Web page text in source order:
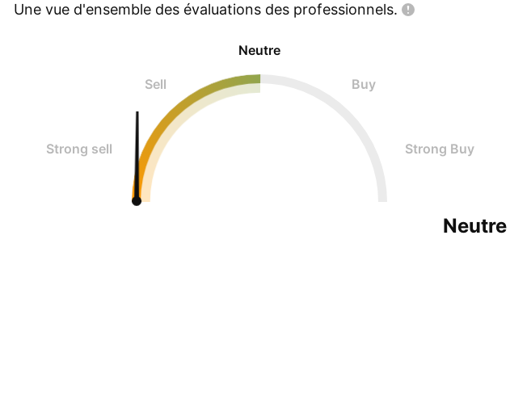
Une vue d'ensemble des évaluations des professionnels.
Neutre
Sell Buy
Strong sell Strong Buy
Neutre